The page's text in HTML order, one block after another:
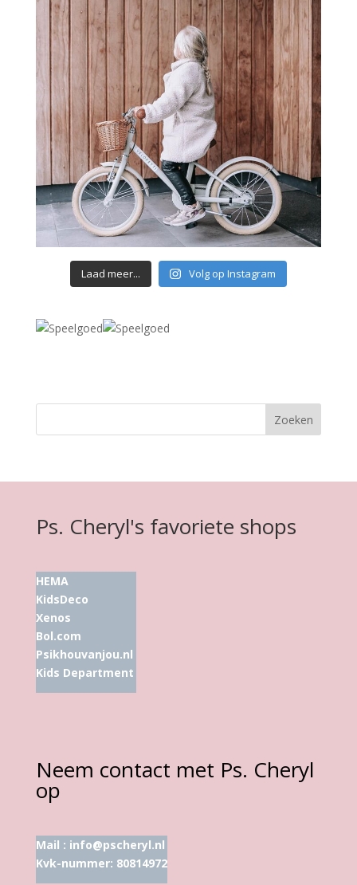
Laad meer... Volg op Instagram
Ps. Cheryl's favoriete shops
HEMA
KidsDeco
Xenos
Bol.com
Psikhouvanjou.nl
Kids Department
Neem contact met Ps. Cheryl
op
Mail : info@pscheryl.nl
Kvk-nummer: 80814972